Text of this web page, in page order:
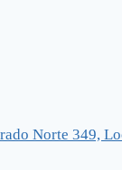
Norte 349,